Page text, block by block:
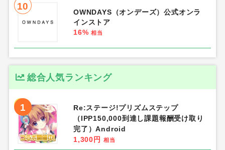
10
OWNDAYS（オンデーズ）公式オンラ
インストア
16% 相当
総合人気ランキング
1
Re:ステージ!プリズムステップ
（IPP150,000到達し課題報酬受け取り
完了）Android
1,300円
相当